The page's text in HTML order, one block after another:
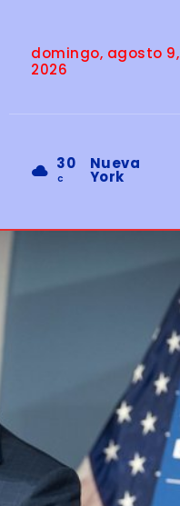
domingo, agosto 9,
2026
30
C
Nueva
York